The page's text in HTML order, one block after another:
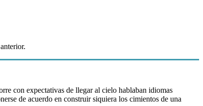
con expectativas de llegar al cielo hablaban idiomas
de acuerdo en construir siquiera los cimientos de una